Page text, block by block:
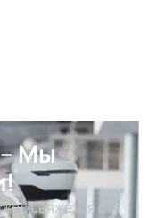
Мы
свяжется с